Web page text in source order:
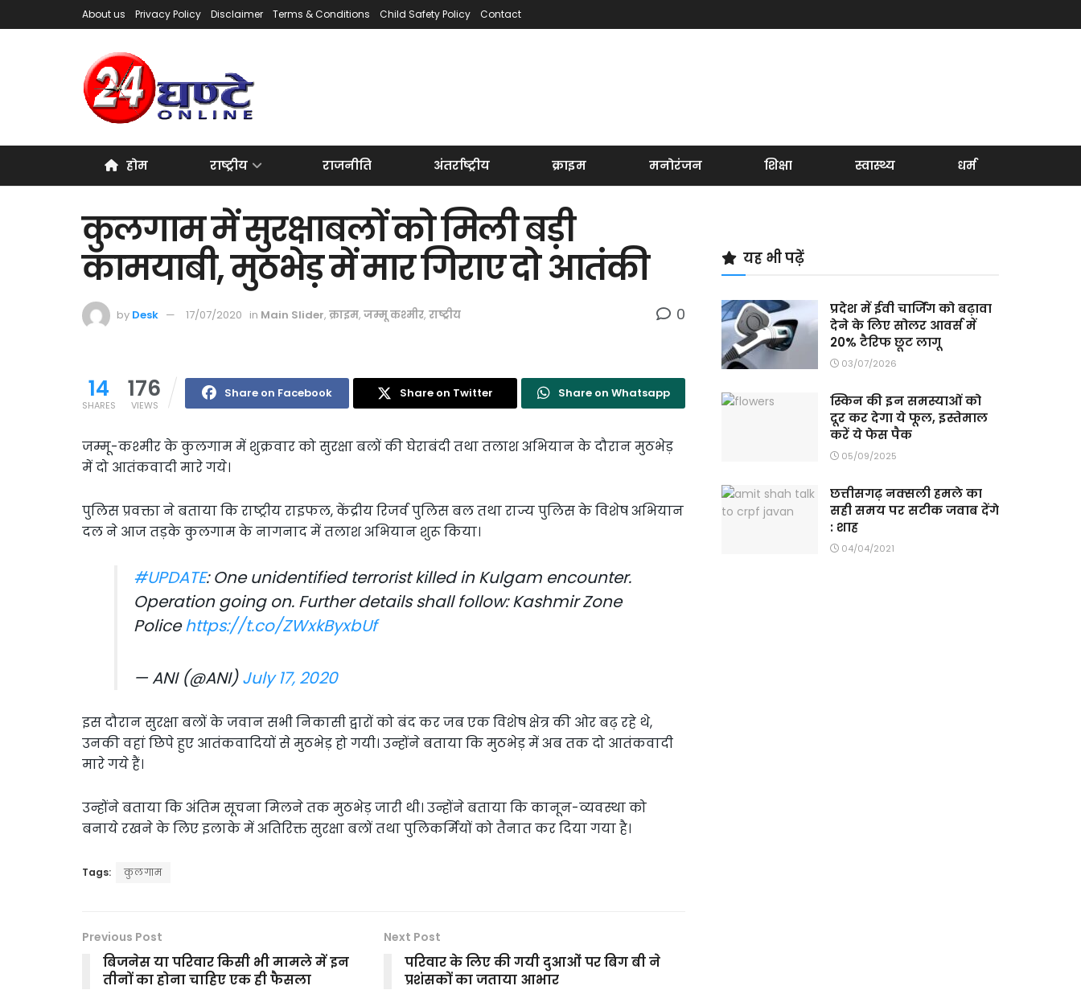
About us Privacy Policy Disclaimer Terms & Conditions Child Safety Policy Contact
होम राष्ट्रीय राजनीति अंतर्राष्ट्रीय क्राइम मनोरंजन शिक्षा स्वास्थ्य धर्म
कुलगाम में सुरक्षाबलों को मिली बड़ी
कामयाबी, मुठभेड़ में मार गिराए दो आतंकी
by Desk 17/07/2020 in Main Slider, क्राइम, जम्मू कश्मीर, राष्ट्रीय 0
14
SHARES
176
VIEWS
Share on Facebook Share on Twitter Share on Whatsapp
जम्मू-कश्मीर के कुलगाम में शुक्रवार को सुरक्षा बलों की घेराबंदी तथा तलाश अभियान के दौरान मुठभेड़
में दो आतंकवादी मारे गये।
पुलिस प्रवक्ता ने बताया कि राष्ट्रीय राइफल, केंद्रीय रिजर्व पुलिस बल तथा राज्य पुलिस के विशेष अभियान
दल ने आज तड़के कुलगाम के नागनाद में तलाश अभियान शुरू किया।
#UPDATE: One unidentified terrorist killed in Kulgam encounter.
Operation going on. Further details shall follow: Kashmir Zone
Policehttps://t.co/ZWxkByxbUf
— ANI (@ANI)July 17, 2020
इस दौरान सुरक्षा बलों के जवान सभी निकासी द्वारों को बंद कर जब एक विशेष क्षेत्र की ओर बढ़ रहे थे,
उनकी वहां छिपे हुए आतंकवादियों से मुठभेड़ हो गयी। उन्होंने बताया कि मुठभेड़ में अब तक दो आतंकवादी
मारे गये हैं।
उन्होंने बताया कि अंतिम सूचना मिलने तक मुठभेड़ जारी थी। उन्होंने बताया कि कानून-व्यवस्था को
बनाये रखने के लिए इलाके में अतिरिक्त सुरक्षा बलों तथा पुलिकर्मियों को तैनात कर दिया गया है।
Tags: कुलगाम
Previous Post
बिजनेस या परिवार किसी भी मामले में इन
तीनों का होना चाहिए एक ही फैसला
Next Post
परिवार के लिए की गयी दुआओं पर बिग बी ने
प्रशंसकों का जताया आभार
यह भी पढ़ें
प्रदेश में ईवी चार्जिंग को बढ़ावा
देने के लिए सोलर आवर्स में
20% टैरिफ छूट लागू
03/07/2026
स्किन की इन समस्याओं को
दूर कर देगा ये फूल, इस्तेमाल
करें ये फेस पैक
05/09/2025
छत्तीसगढ़ नक्सली हमले का
सही समय पर सटीक जवाब देंगे
: शाह
04/04/2021